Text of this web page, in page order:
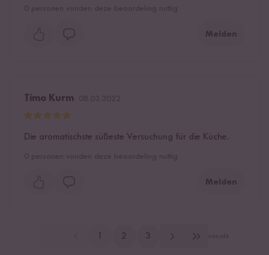
Melden
Timo Kurm
Die aromatischste süßeste Versuchung für die Küche.
Melden
2 3